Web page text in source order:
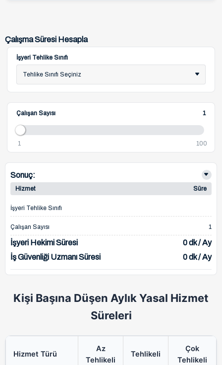
Çalışma Süresi Hesapla
İşyeri Tehlike Sınıfı
Tehlike Sınıfı Seçiniz
Çalışan Sayısı 1
1 100
Sonuç:
Hizmet Süre
İşyeri Tehlike Sınıfı
Çalışan Sayısı 1
İşyeri Hekimi Süresi
0 dk / Ay
İş Güvenliği Uzmanı Süresi
0 dk / Ay
Kişi Başına Düşen Aylık Yasal Hizmet
Süreleri
Hizmet Türü
Az
Tehlikeli
Tehlikeli
Çok
Tehlikeli